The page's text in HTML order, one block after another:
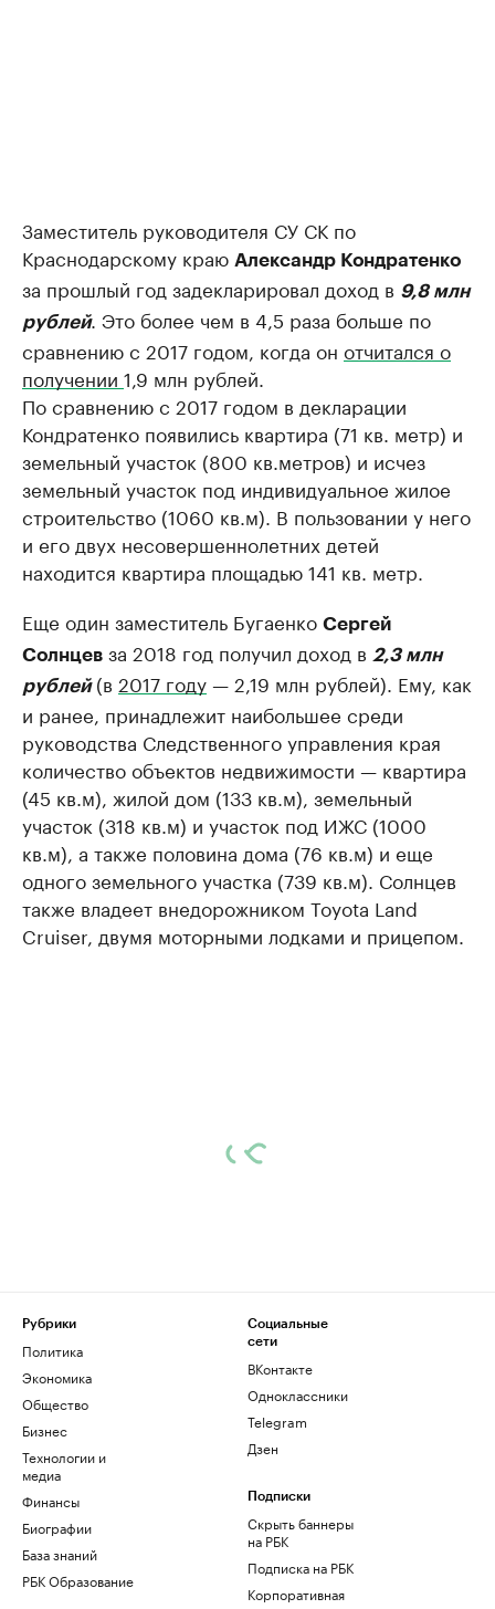
Заместитель руководителя СУ СК по
Краснодарскому краю Александр Кондратенко
за прошлый год задекларировал доход в 9,8 млн
рублей. Это более чем в 4,5 раза больше по
сравнению с 2017 годом, когда он отчитался о
получении 1,9 млн рублей.
По сравнению с 2017 годом в декларации
Кондратенко появились квартира (71 кв. метр) и
земельный участок (800 кв.метров) и исчез
земельный участок под индивидуальное жилое
строительство (1060 кв.м). В пользовании у него
и его двух несовершеннолетних детей
находится квартира площадью 141 кв. метр.
Еще один заместитель Бугаенко Сергей
Солнцев за 2018 год получил доход в 2,3 млн
рублей(в 2017 году— 2,19 млн рублей). Ему, как
и ранее, принадлежит наибольшее среди
руководства Следственного управления края
количество объектов недвижимости — квартира
(45 кв.м), жилой дом (133 кв.м), земельный
участок (318 кв.м) и участок под ИЖС (1000
кв.м), а также половина дома (76 кв.м) и еще
одного земельного участка (739 кв.м). Солнцев
также владеет внедорожником Toyota Land
Cruiser, двумя моторными лодками и прицепом.
Рубрики
Политика
Экономика
Общество
Бизнес
Технологии и
медиа
Финансы
Биографии
База знаний
РБК Образование
Социальные
сети
ВКонтакте
Одноклассники
Telegram
Дзен
Подписки
Скрыть баннеры
на РБК
Подписка на РБК
Корпоративная